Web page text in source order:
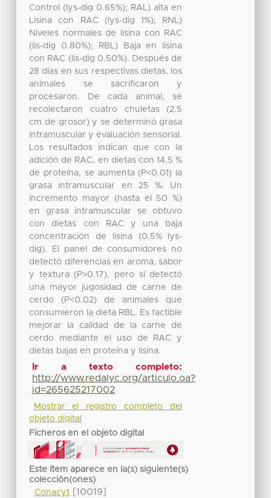
Control (lys-dig 0.65%); RAL) alta en
Lisina con RAC (lys-dig 1%); RNL)
Niveles normales de lisina con RAC
(lis-dig 0.80%); RBL) Baja en lisina
con RAC (lis-dig 0.50%). Después de
28 días en sus respectivas dietas, los
animales se sacrificaron y
procesaron. De cada animal, se
recolectaron cuatro chuletas (2.5
cm de grosor) y se determinó grasa
intramuscular y evaluación sensorial.
Los resultados indican que con la
adición de RAC, en dietas con 14.5 %
de proteína, se aumenta (P<0.01) la
grasa intramuscular en 25 %. Un
incremento mayor (hasta el 50 %)
en grasa intramuscular se obtuvo
con dietas con RAC y una baja
concentración de lisina (0.5% lys-
dig). El panel de consumidores no
detectó diferencias en aroma, sabor
y textura (P>0.17), pero sí detectó
una mayor jugosidad de carne de
cerdo (P<0.02) de animales que
consumieron la dieta RBL. Es factible
mejorar la calidad de la carne de
cerdo mediante el uso de RAC y
dietas bajas en proteína y lisina.
Ir a texto completo:
http://www.redalyc.org/articulo.oa?
id=265625217002
Mostrar el registro completo del
objeto digital
Ficheros en el objeto digital
Este ítem aparece en la(s) siguiente(s)
colección(ones)
Conacyt[10019]